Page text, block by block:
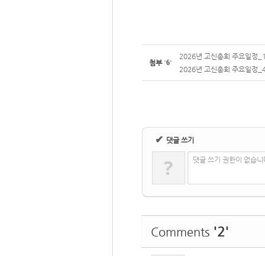
첨부 '6'
2026년 고신총회 주요일정
2026년 고신총회 주요일정
✔ 댓글 쓰기
? 댓글 쓰기 권한이 없습
Comments '2'